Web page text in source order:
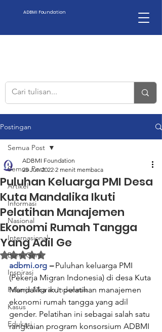
ADBMI Foundation
Postingan
Semua Post
Artikel
Informasi
Nasional
Internasional
Bumi Gora
Inspirasi
Pekerja Migran Indonesia
Kasus
Edukasi
Semua Post
Puluhan Keluarga PMI Desa
Kuta Mandalika Ikuti
Pelatihan Manajemen
Ekonomi Rumah Tangga
Yang Adil Ge
ADBMI Foundation
25 Jun 2022 2 menit membaca
Dinilai NaN dari 5 bintang.
adbmi.org – Puluhan keluarga PMI
(Pekerja Migran Indonesia) di desa Kuta
Mandalika ikut pelatihan manajemen
ekonomi rumah tangga yang adil
gender. Pelatihan ini sebagai salah satu
rangkaian program konsorsium ADBMI